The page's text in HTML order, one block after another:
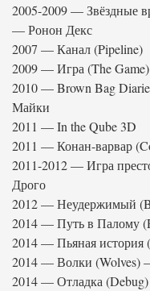
2005-2009 — Звёздные
— Ронон Декс
2007 — Канал (Pipeline)
2009 — Игра (The
2010 — Brown Bag
Майки
2011 — In the Qube 3D
2011 — Конан-варвар
2011-2012 — Игра
Дрого
2012 — Неудержимый
2014 — Путь в Палому
2014 — Пьяная
2014 — Волки (Wolves)
2014 — Отладка